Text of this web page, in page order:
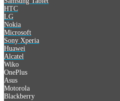
HTC
LG
Nokia
Microsoft
Sony Xperia
Huawei
Alcatel
Wiko
OnePlus
Asus
Motorola
Blackberry